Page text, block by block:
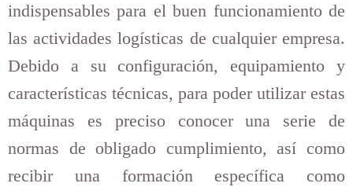
indispensables para el buen funcionamiento de
las actividades logísticas de cualquier empresa.
Debido a su configuración, equipamiento y
características técnicas, para poder utilizar estas
máquinas es preciso conocer una serie de
normas de obligado cumplimiento, así como
recibir una formación específica como